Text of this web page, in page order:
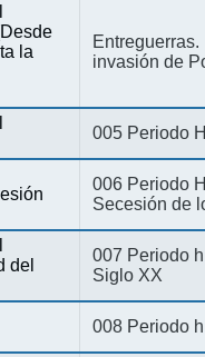
la
invasión de
005 Periodo
006 Periodo
Secesión de
del
007 Periodo
Siglo XX
008 Periodo